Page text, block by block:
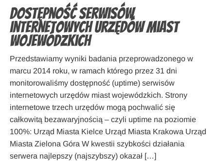
Dostępność serwisów
internetowych urzędów miast
wojewódzkich
Przedstawiamy wyniki badania przeprowadzonego w
marcu 2014 roku, w ramach którego przez 31 dni
monitorowaliśmy dostępność (uptime) serwisów
internetowych urzędów miast wojewódzkich. Strony
internetowe trzech urzędów mogą pochwalić się
całkowitą bezawaryjnością – czyli uptime na poziomie
100%: Urząd Miasta Kielce Urząd Miasta Krakowa Urząd
Miasta Zielona Góra W kwestii szybkości działania
serwera najlepszy (najszybszy) okazał […]